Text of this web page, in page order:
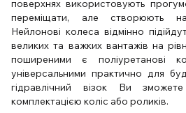
поверхнях використовують
переміщати, але створюють
Нейлонові колеса відмінно
великих та важких вантажів на
поширеними є поліуретанові
універсальними практично для
гідравлічний візок Ви
комплектацією коліс або роликів.